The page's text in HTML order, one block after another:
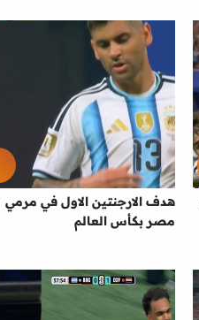
هدف الارجنتين الاول في مرمي
مصر بكأس العالم